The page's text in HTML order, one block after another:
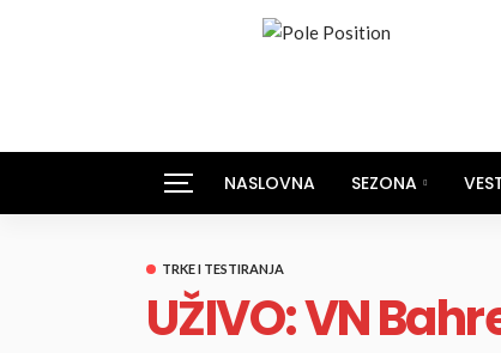
NASLOVNA SEZONA
TRKE I TESTIRANJA
UŽIVO: VN